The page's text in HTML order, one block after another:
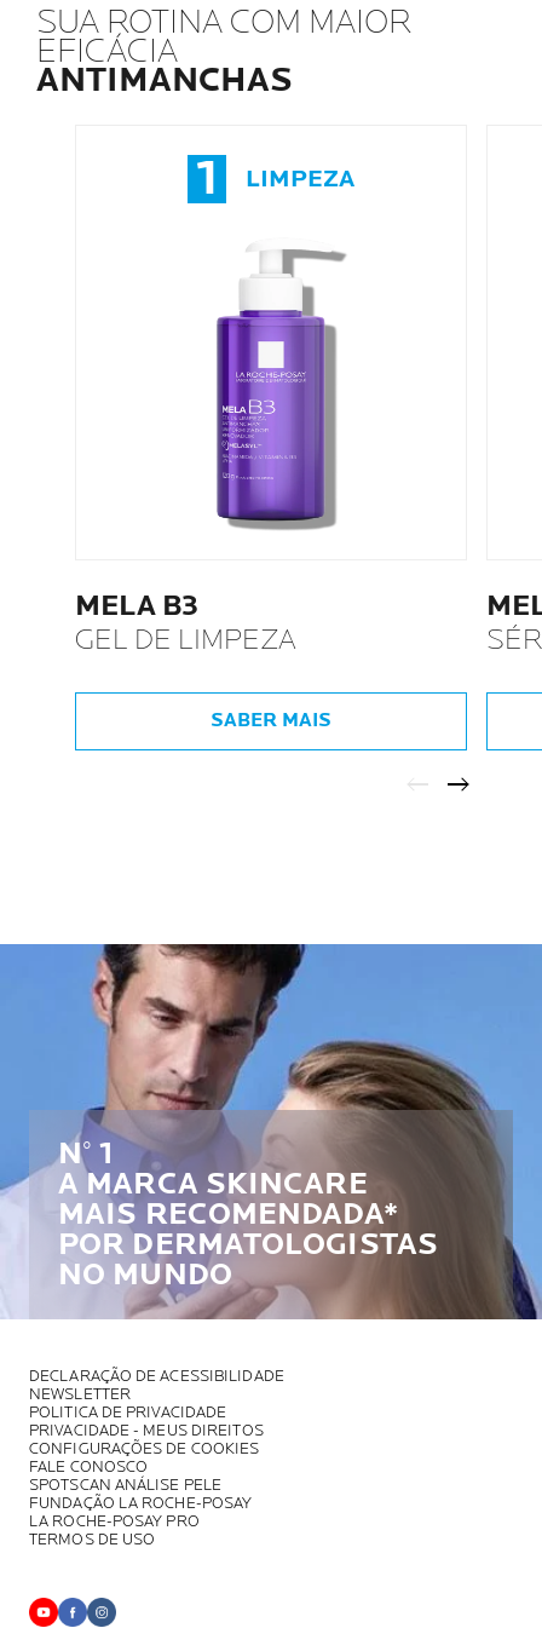
SUA ROTINA COM MAIOR
EFICÁCIA
ANTIMANCHAS
1 LIMPEZA
MELA B3
GEL DE LIMPEZA
SABER MAIS
N° 1
A MARCA SKINCARE
MAIS RECOMENDADA*
POR DERMATOLOGISTAS
NO MUNDO
DECLARAÇÃO DE ACESSIBILIDADE
NEWSLETTER
POLITICA DE PRIVACIDADE
PRIVACIDADE - MEUS DIREITOS
CONFIGURAÇÕES DE COOKIES
FALE CONOSCO
SPOTSCAN ANÁLISE PELE
FUNDAÇÃO LA ROCHE-POSAY
LA ROCHE-POSAY PRO
TERMOS DE USO